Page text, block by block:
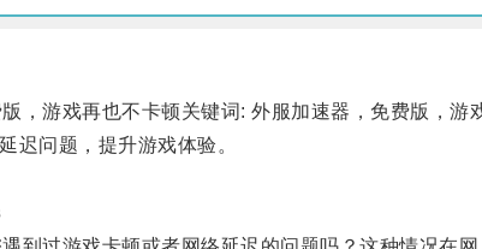
游戏再也不卡顿关键词: 外服加速器，免费版，游
迟问题，提升游戏体验。